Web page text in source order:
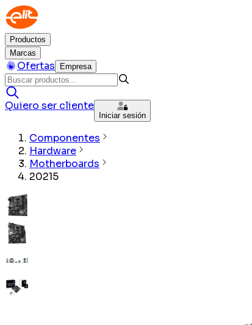
Productos
Marcas
Ofertas Empresa
Quiero ser cliente
Iniciar sesión
Componentes
Hardware
Motherboards
20215